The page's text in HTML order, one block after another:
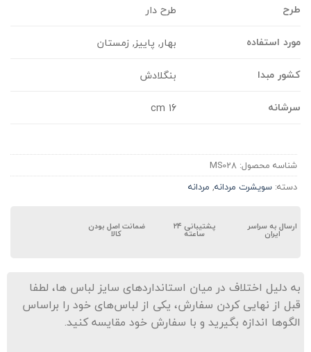
طرح
طرح دار
مورد استفاده
بهار, پاییز, زمستان
کشور مبدا
بنگلادش
سرشانه
شناسه محصول:MS028
دسته:سویشرت مردانه,مردانه
ارسال به سراسر
ایران
پشتیبانی ۲۴
ساعته
ضمانت اصل بودن
به دلیل اختلاف در میان استانداردهای سایز لباس ها، لطفا
قبل از نهایی کردن سفارش، یکی از لباس‌های خود را براساس
الگوها اندازه بگیرید و با سفارش خود مقایسه کنید.